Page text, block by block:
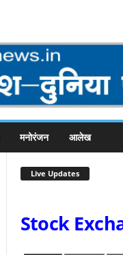
मनोरंजन आलेख
Live Updates
Stock